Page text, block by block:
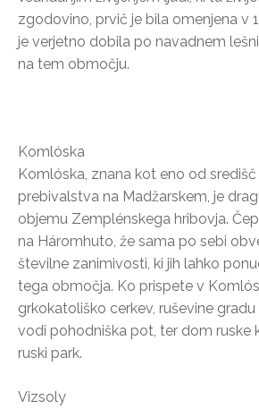
zgodovino, prvič je bila omenjena v
je verjetno dobila po navadnem
na tem območju.
Komlóska
Komlóska, znana kot eno od središč
prebivalstva na Madžarskem, je
objemu Zemplénskega hribovja.
na Háromhuto, že sama po sebi
številne zanimivosti, ki jih lahko
tega območja. Ko prispete v
grkokatoliško cerkev, ruševine
vodi pohodniška pot, ter dom ruske
ruski park.
Vizsoly